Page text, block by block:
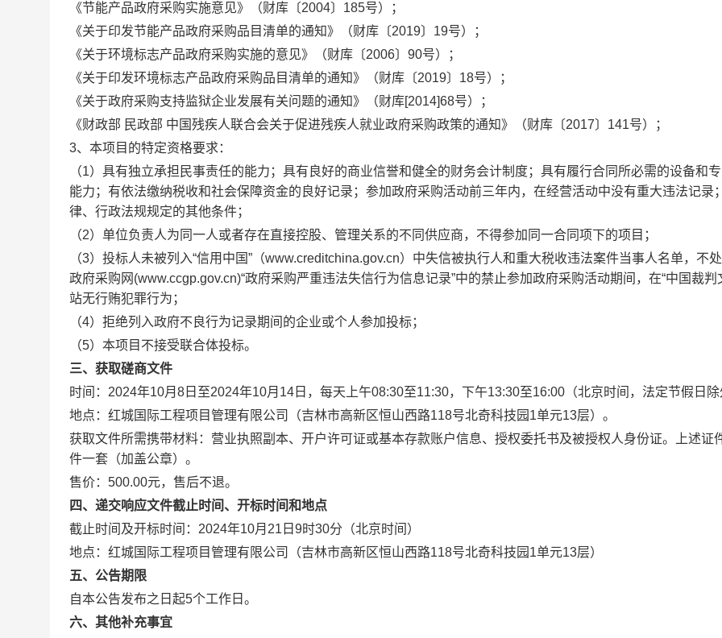
《节能产品政府采购实施意见》（财库〔2004〕185号）；
《关于印发节能产品政府采购品目清单的通知》（财库〔2019〕19号）；
《关于环境标志产品政府采购实施的意见》（财库〔2006〕90号）；
《关于印发环境标志产品政府采购品目清单的通知》（财库〔2019〕18号）；
《关于政府采购支持监狱企业发展有关问题的通知》（财库[2014]68号）；
《财政部 民政部 中国残疾人联合会关于促进残疾人就业政府采购政策的通知》（财库〔2017〕141号）
；
3、本项目的特定资格要求：
（1）具有独立承担民事责任的能力；具有良好的商业信誉和健全的财务会计制度；具有履行合同所必需的设备和
能力；有依法缴纳税收和社会保障资金的良好记录；参加政府采购活动前三年内，在经营活动中没有重大违法记录
律、行政法规规定的其他条件；
（2）单位负责人为同一人或者存在直接控股、管理关系的不同供应商，不得参加同一合同项下的项目 ；
（3） 投标人未被列入“信用中国”（www.creditchina.gov.cn）中失信被执行人和重大税收违法案件当事人名单，不
政府采购网(www.ccgp.gov.cn)“政府采购严重违法失信行为信息记录”中的禁止参加政府采购活动期间，在“中国裁判
站无行贿犯罪行为 ；
（4） 拒绝列入政府不良行为记录期间的企业或个人参加投标；
（5） 本项目不接受联合体投标。
三、获取磋商文件
时间：2024年10月 8 日至2024年10月 14 日，每天上午08:30至11:30，下午13:30至16:00（北京时间，法定节假日
地点： 红城国际工程项目管理有限公司
（吉林市高新区恒山西路118号北奇科技园1单元13层）。
获取文件所需携带材料：营业执照副本、开户许可证或基本存款账户信息、授权委托书及被授权人身份证。上述证
件一套（加盖公章）。
售价：500.00元，售后不退。
四、递交响应文件截止时间、开标时间和地点
截止时间及开标时间：2024年10月21日9时30分（北京时间）
地点： 红城国际工程项目管理有限公司
（吉林市高新区恒山西路118号北奇科技园1单元13层）
五、公告期限
自本公告发布之日起5个工作日。
六、其他补充事宜